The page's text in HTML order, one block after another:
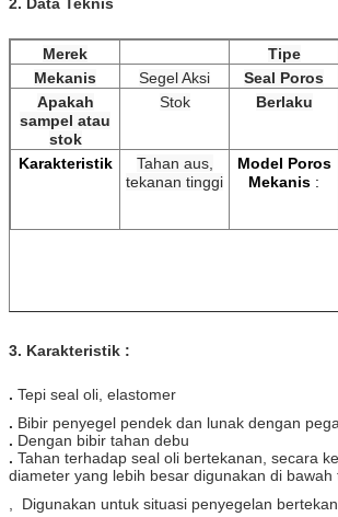
Merek Tipe
Mekanis
Segel Aksi Seal Poros
Apakah
sampel atau
stok
Stok Berlaku
Karakteristik
Tahan aus,
tekanan tinggi
Model Poros
Mekanis :
3. Karakteristik :
. Tepi seal oli, elastomer
. Bibir penyegel pendek dan lunak dengan
. Dengan bibir tahan debu
. Tahan terhadap seal oli bertekanan, secara
diameter yang lebih besar digunakan di bawah
, Digunakan untuk situasi penyegelan